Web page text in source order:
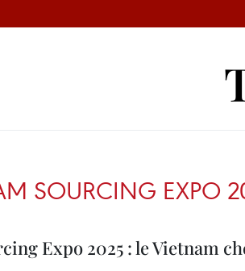
SOURCING EXPO
Expo 2025 : le Vietnam